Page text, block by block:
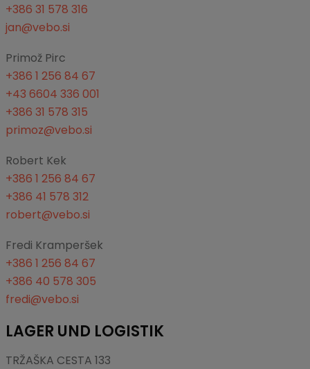
+386 31 578 316
jan@vebo.si
Primož Pirc
+386 1 256 84 67
+43 6604 336 001
+386 31 578 315
primoz@vebo.si
Robert Kek
+386 1 256 84 67
+386 41 578 312
robert@vebo.si
Fredi Kramperšek
+386 1 256 84 67
+386 40 578 305
fredi@vebo.si
LAGER UND LOGISTIK
TRŽAŠKA CESTA 133